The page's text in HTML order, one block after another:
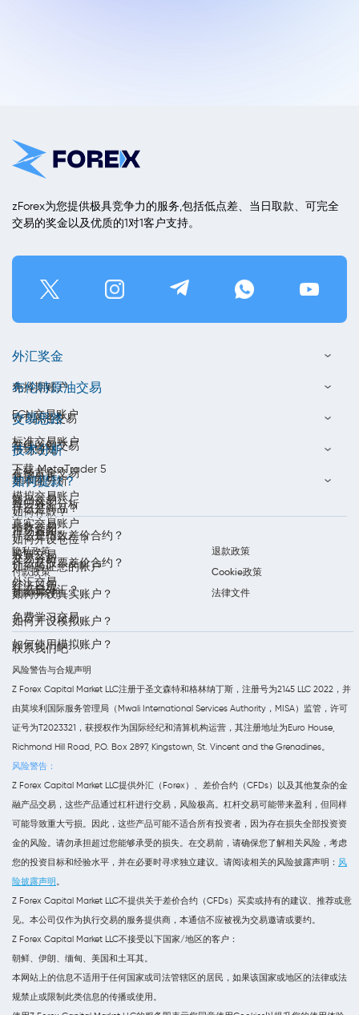
zForex为您提供极具竞争力的服务,包括低点差、当日取款、可完全
交易的奖金以及优质的1对1客户支持。
隐私政策
退款政策
付款政策
Cookie政策
条款和条件
法律文件
外汇奖金
免掉期账户
ECN交易账户
标准交易账户
下载 MetaTrader 5
模拟交易账户
真实交易账户
布伦特原油交易
WTI原油交易
在线白银交易
在线黄金交易
商品交易
指数交易
股票交易
外汇交易
交易思路
市场通知
每周分析
每日外汇分析
市场新闻
交易分析
经济日历
技术分析
基本面分析
什么是商品？
什么是指数差价合约？
什么是股票差价合约？
什么是外汇？
免费学习交易
如何使用模拟账户？
如何提款？
如何存款？
如何开设仓位？
如何验证您的帐户
如何开设真实账户？
如何开设模拟账户？
联系我们吧
风险警告与合规声明
Z Forex Capital Market LLC注册于圣文森特和格林纳丁斯，注册号为2145 LLC 2022，并
由莫埃利国际服务管理局（Mwali International Services Authority，MISA）监管，许可
证号为T2023321，获授权作为国际经纪和清算机构运营，其注册地址为Euro House,
Richmond Hill Road, P.O. Box 2897, Kingstown, St. Vincent and the Grenadines。
风险警告：
Z Forex Capital Market LLC提供外汇（Forex）、差价合约（CFDs）以及其他复杂的金
融产品交易，这些产品通过杠杆进行交易，风险极高。杠杆交易可能带来盈利，但同样
可能导致重大亏损。因此，这些产品可能不适合所有投资者，因为存在损失全部投资资
金的风险。请勿承担超过您能够承受的损失。在交易前，请确保您了解相关风险，考虑
您的投资目标和经验水平，并在必要时寻求独立建议。请阅读相关的风险披露声明： 风
险披露声明。
Z Forex Capital Market LLC不提供关于差价合约（CFDs）买卖或持有的建议、推荐或意
见。本公司仅作为执行交易的服务提供商，本通信不应被视为交易邀请或要约。
Z Forex Capital Market LLC不接受以下国家/地区的客户：
朝鲜、伊朗、缅甸、美国和土耳其。
本网站上的信息不适用于任何国家或司法管辖区的居民，如果该国家或地区的法律或法
规禁止或限制此类信息的传播或使用。